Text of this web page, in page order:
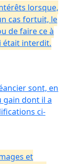
lorsque,
cas fortuit, le
de faire ce à
était interdit.
sont, en
gain dont il a
ci-
et